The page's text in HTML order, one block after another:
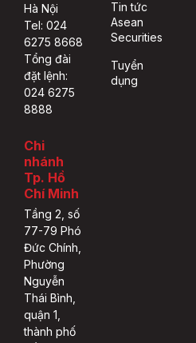
Hà Nội
Tel: 024
6275 8668
Tổng đài
đặt lệnh:
024 6275
8888
Chi
nhánh
Tp. Hồ
Chí Minh
Tầng 2, số
77-79 Phó
Đức Chính,
Phường
Nguyễn
Thái Bình,
quận 1,
thành phố
Tin tức
Asean
Securities
Tuyển
dụng